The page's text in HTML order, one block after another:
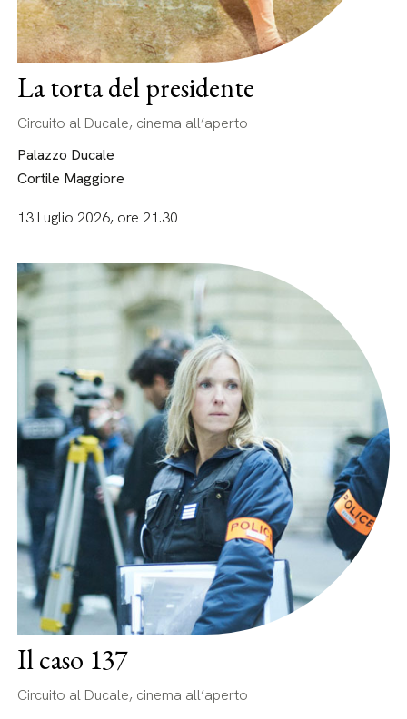
La torta del presidente
Circuito al Ducale, cinema all’aperto
Palazzo Ducale
Cortile Maggiore
13 Luglio 2026, ore 21.30
Il caso 137
Circuito al Ducale, cinema all’aperto